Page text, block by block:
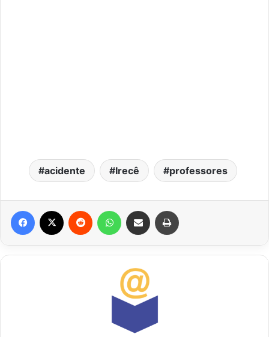
acidente Irecê professores
Facebook Reddit WhatsAppCompartilhar via e-mail